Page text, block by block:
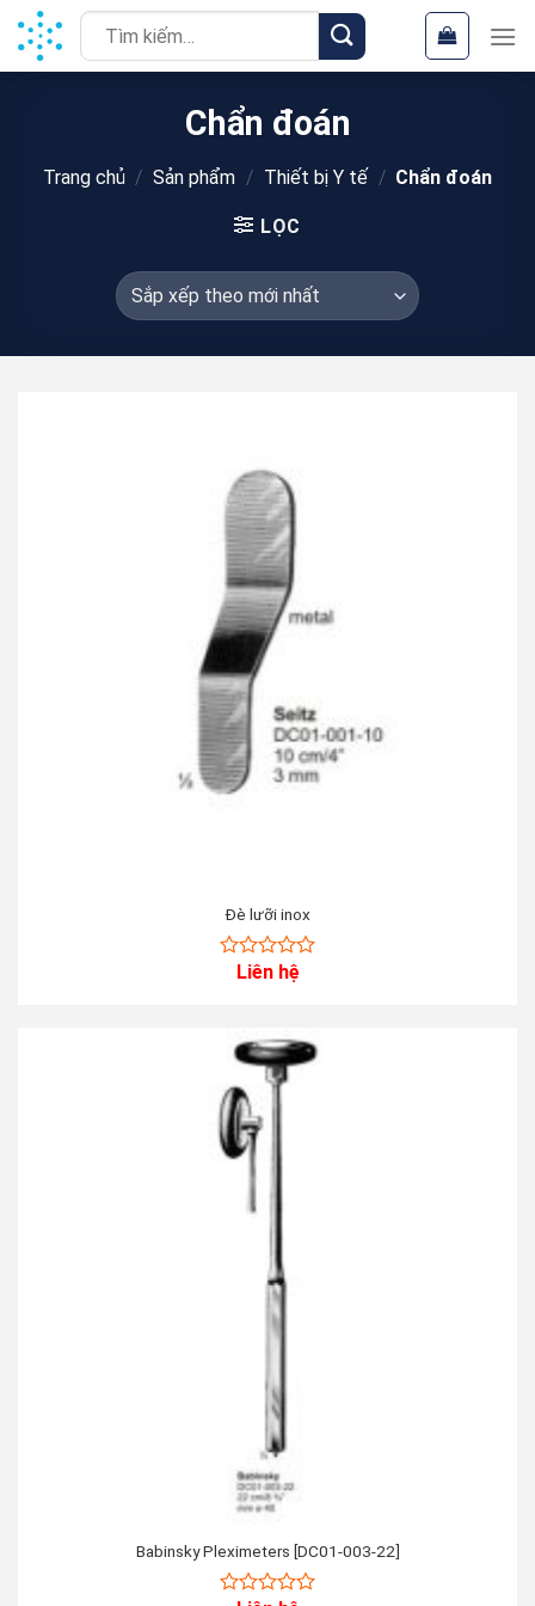
Chuyển
đến
nội
Tìm
kiếm:
Chẩn đoán
Trang chủ / Sản phẩm / Thiết bị Y tế / Chẩn đoán
LỌC
Đè lưỡi inox
Liên hệ
Babinsky Pleximeters [DC01-003-22]